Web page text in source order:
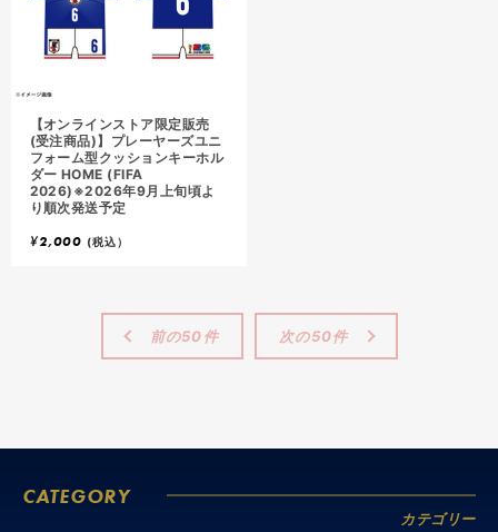
【オンラインストア限定販売
(受注商品)】プレーヤーズユニ
フォーム型クッションキーホル
ダー HOME (FIFA
2026)※2026年9月上旬頃よ
り順次発送予定
¥2,000 (税込）
前の50件 次の50件
CATEGORY
カテゴリー